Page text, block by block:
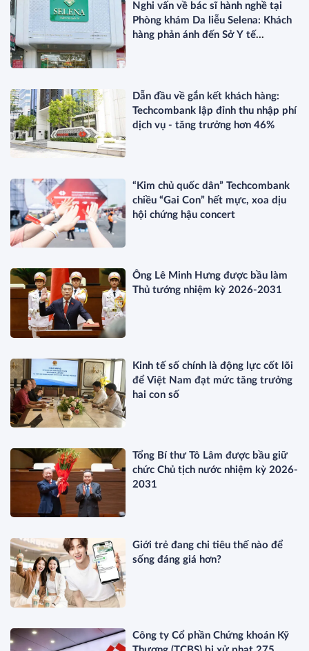
Nghi vấn về bác sĩ hành nghề tại
Phòng khám Da liễu Selena: Khách
hàng phản ánh đến Sở Y tế
Dẫn đầu về gắn kết khách hàng:
Techcombank lập đỉnh thu nhập phí
dịch vụ - tăng trưởng hơn 46%
“Kim chủ quốc dân” Techcombank
chiều “Gai Con” hết mực, xoa dịu
hội chứng hậu concert
Ông Lê Minh Hưng được bầu làm
Thủ tướng nhiệm kỳ 2026-2031
Kinh tế số chính là động lực cốt lõi
để Việt Nam đạt mức tăng trưởng
hai con số
Tổng Bí thư Tô Lâm được bầu giữ
chức Chủ tịch nước nhiệm kỳ 2026-
2031
Giới trẻ đang chi tiêu thế nào để
sống đáng giá hơn?
Công ty Cổ phần Chứng khoán Kỹ